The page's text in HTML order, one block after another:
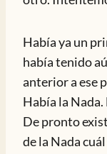
Había ya un
había tenido
anterior a ese
Había la
De pronto
de la Nada